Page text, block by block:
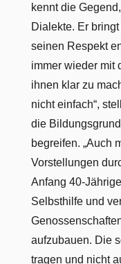
kennt die
Dialekte. Er
seinen Respekt
immer wieder mit
ihnen klar zu
nicht einfach“,
die
begreifen. „Auch
Vorstellungen
Anfang 40-
Selbsthilfe und
aufzubauen. Die
tragen und nicht